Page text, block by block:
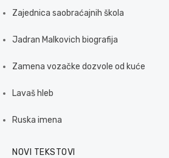
Zajednica saobraćajnih škola
Jadran Malkovich biografija
Zamena vozačke dozvole od kuće
Lavaš hleb
Ruska imena
NOVI TEKSTOVI